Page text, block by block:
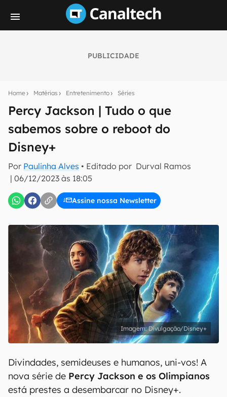
PUBLICIDADE
Home Matérias Entretenimento Séries
Percy Jackson | Tudo o que
sabemos sobre o reboot do
Disney+
Por Paulinha Alves • Editado por Durval Ramos
| 06/12/2023 às 18:05
Assine nossa Newsletter
notícias e reviews sobre tecnologia em primeira
E-mail
inscreva-se
Confirmo que li, aceito e concordo com os Termos de
Uso e Política de Privacidade do Canaltech.
Divulgação/Disney+
Divindades, semideuses e humanos, uni-vos! A
nova série de Percy Jackson e os Olimpianos
está prestes a desembarcar no Disney+.